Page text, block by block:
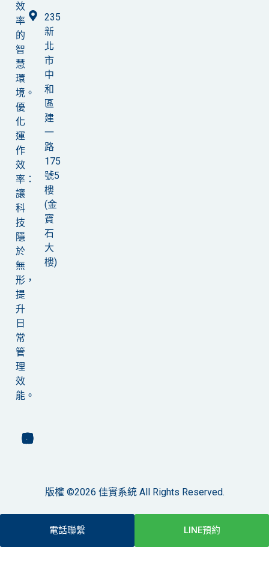
效
率
的
智
慧
環
境。
優
化
運
作
效
率：
讓
科
技
隱
於
無
形，
提
升
日
常
管
理
效
能。
235
新
北
市
中
和
區
建
一
路
175
號5
樓
(金
寶
石
大
樓)
版權 ©2026 佳實系統 All Rights Reserved.
電話聯繫 LINE預約